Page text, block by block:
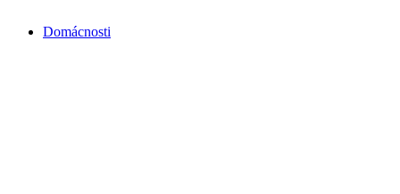
Domácnosti